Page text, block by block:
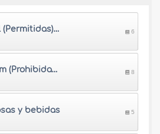
Comidas Halal (Permitidas), y bebidas 6
Comidas Haram (Prohibidas) y bebidas 8
y bebidas 5